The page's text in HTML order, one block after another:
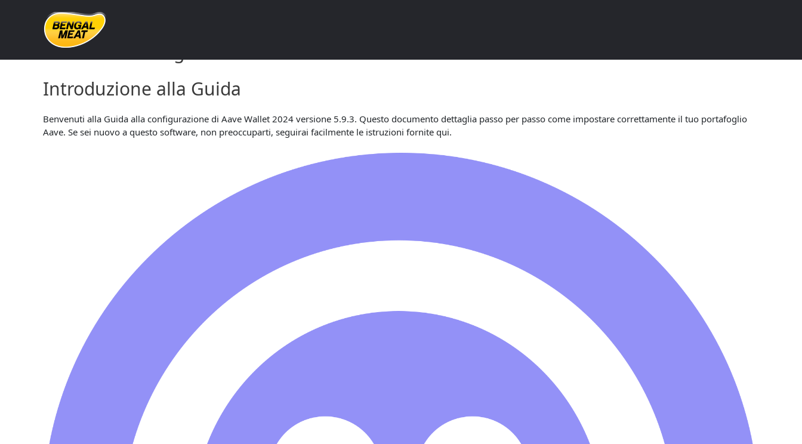
Guida alla configurazione di Aave Wallet 2024 5.9.3
Introduzione alla Guida
Benvenuti alla Guida alla configurazione di Aave Wallet 2024 versione 5.9.3. Questo documento dettaglia passo per passo come impostare correttamente il tuo portafoglio
Aave. Se sei nuovo a questo software, non preoccuparti, seguirai facilmente le istruzioni fornite qui.